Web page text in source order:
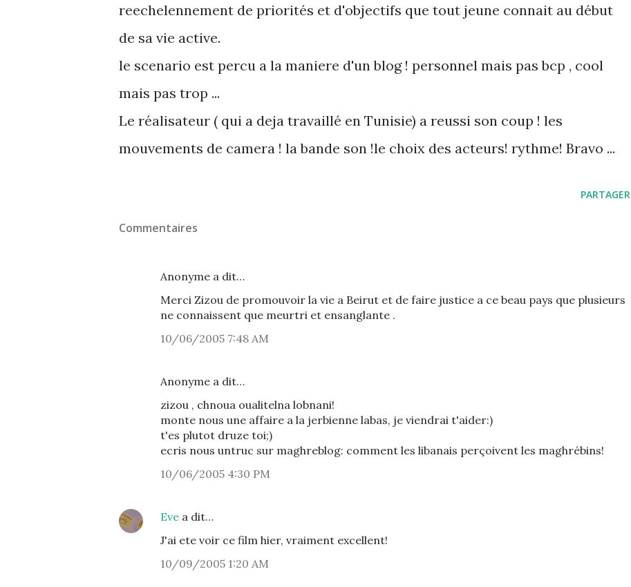
reechelennement de priorités et d'objectifs que tout jeune connait au début
de sa vie active.
le scenario est percu a la maniere d'un blog ! personnel mais pas bcp , cool
mais pas trop ...
Le réalisateur ( qui a deja travaillé en Tunisie) a reussi son coup ! les
mouvements de camera ! la bande son !le choix des acteurs! rythme! Bravo ...
PARTAGER
Commentaires
Anonyme a dit…
Merci Zizou de promouvoir la vie a Beirut et de faire justice a ce beau pays que plusieurs
ne connaissent que meurtri et ensanglante .
10/06/2005 7:48 AM
Anonyme a dit…
zizou , chnoua oualitelna lobnani!
monte nous une affaire a la jerbienne labas, je viendrai t'aider:)
t'es plutot druze toi;)
ecris nous untruc sur maghreblog: comment les libanais perçoivent les maghrébins!
10/06/2005 4:30 PM
Eve a dit…
J'ai ete voir ce film hier, vraiment excellent!
10/09/2005 1:20 AM